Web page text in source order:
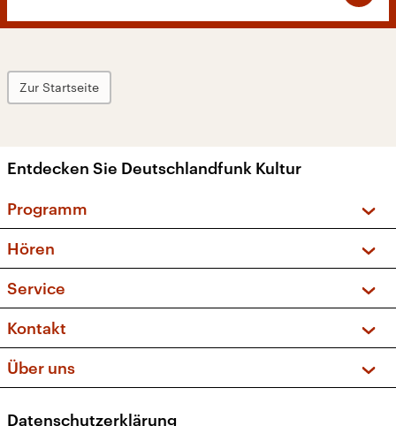
Zur Startseite
Entdecken Sie Deutschlandfunk Kultur
Programm
Sendungen und Podcasts
Musikliste
Kakadu – Das Kinderprogramm
Hören
Frequenzen (UKW + DAB+)
Service
FAQ
Apps
Newsletter
Kontakt
Social Media
Über uns
Datenschutzerklärung